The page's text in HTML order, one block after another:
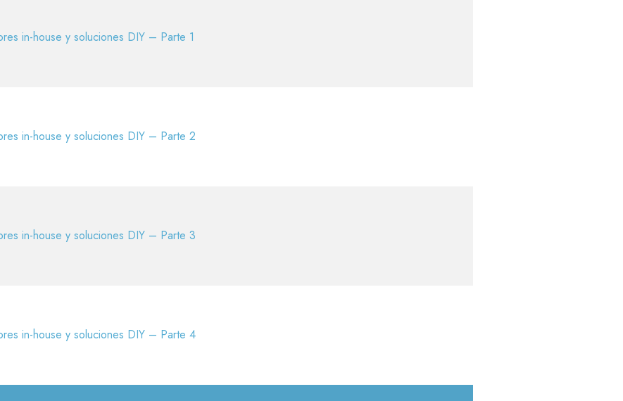
in-house y soluciones DIY – Parte 1
in-house y soluciones DIY – Parte 2
in-house y soluciones DIY – Parte 3
in-house y soluciones DIY – Parte 4